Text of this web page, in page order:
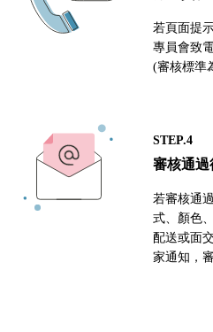
若頁面提
專員會致
(審核標準
STEP.4
審核通過
若審核通
式、顏色
配送或面
家通知，